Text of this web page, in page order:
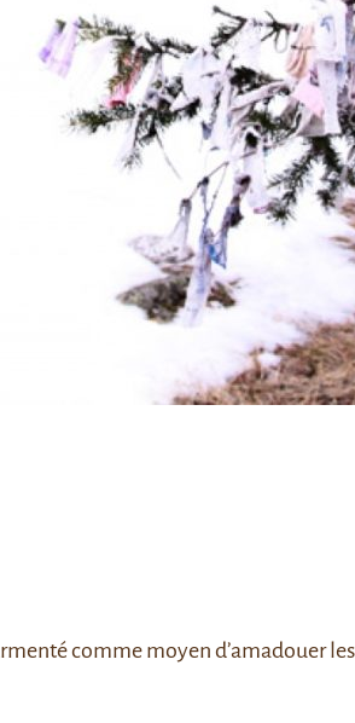
comme moyen d’amadouer les